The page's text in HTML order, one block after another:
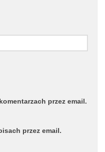
przez email.
przez email.